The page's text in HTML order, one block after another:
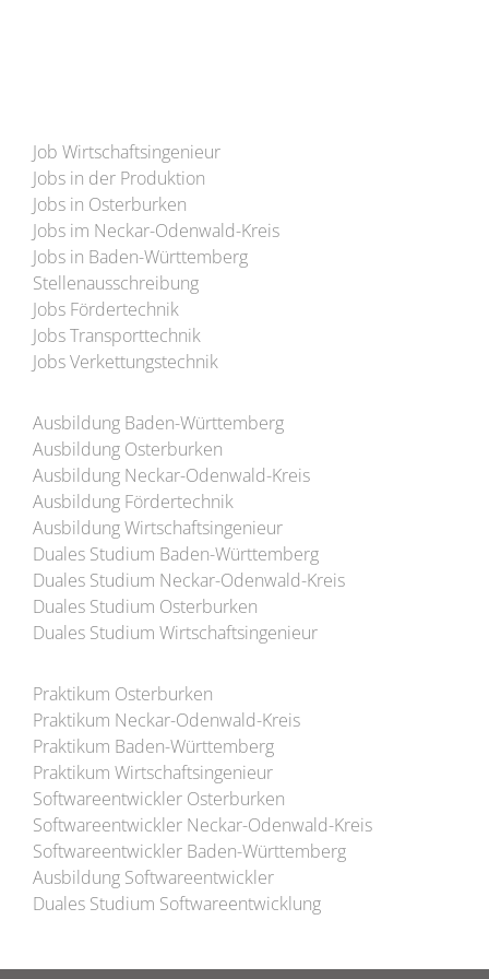
Job Wirtschaftsingenieur
Jobs in der Produktion
Jobs in Osterburken
Jobs im Neckar-Odenwald-Kreis
Jobs in Baden-Württemberg
Stellenausschreibung
Jobs Fördertechnik
Jobs Transporttechnik
Jobs Verkettungstechnik
Ausbildung Baden-Württemberg
Ausbildung Osterburken
Ausbildung Neckar-Odenwald-Kreis
Ausbildung Fördertechnik
Ausbildung Wirtschaftsingenieur
Duales Studium Baden-Württemberg
Duales Studium Neckar-Odenwald-Kreis
Duales Studium Osterburken
Duales Studium Wirtschaftsingenieur
Praktikum Osterburken
Praktikum Neckar-Odenwald-Kreis
Praktikum Baden-Württemberg
Praktikum Wirtschaftsingenieur
Softwareentwickler Osterburken
Softwareentwickler Neckar-Odenwald-Kreis
Softwareentwickler Baden-Württemberg
Ausbildung Softwareentwickler
Duales Studium Softwareentwicklung